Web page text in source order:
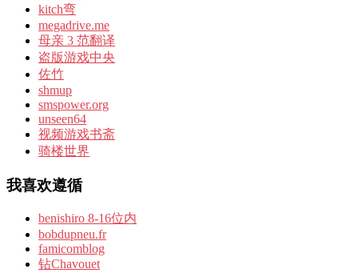
kitch弯
megadrive.me
母亲 3 范翻译
盗版游戏中央
佐竹
shmup
smspower.org
unseen64
视频游戏书斋
骑楼世界
我喜欢遵循
benishiro 8-16位内
bobdupneu.fr
famicomblog
钻Chavouet